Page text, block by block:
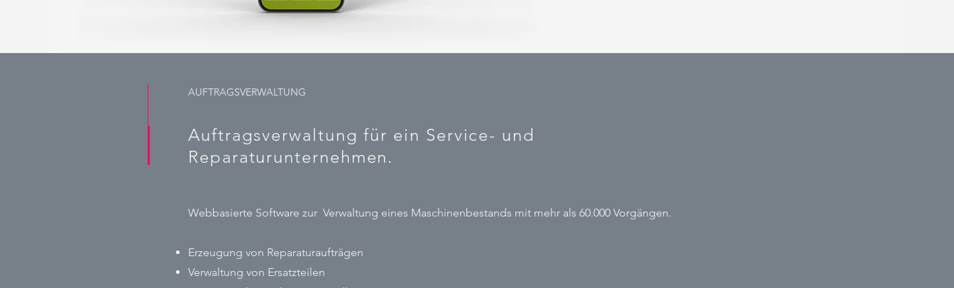
AUFTRAGSVERWALTUNG
Auftragsverwaltung für ein Service- und
Reparaturunternehmen.
Webbasierte Software zur Verwaltung eines Maschinenbestands mit mehr als 60.000 Vorgängen.
Erzeugung von Reparaturaufträgen
Verwaltung von Ersatzteilen